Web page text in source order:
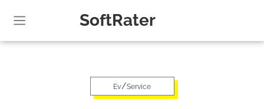
SoftRater
Ev/Service